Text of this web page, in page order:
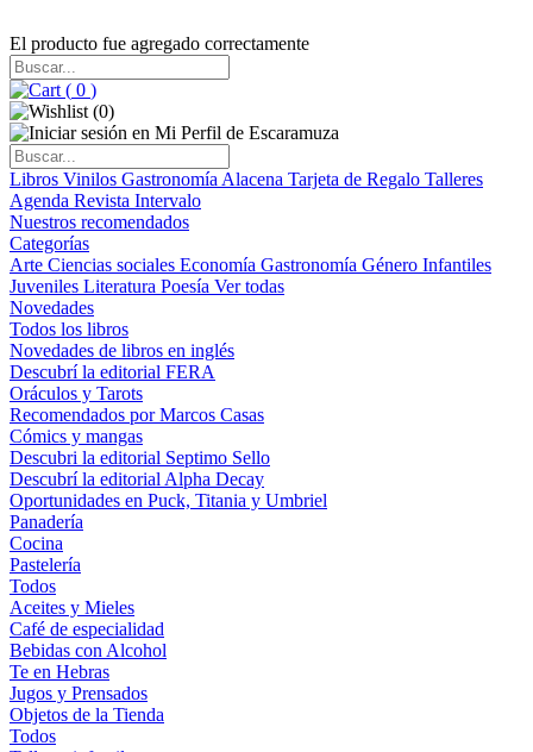
El producto fue agregado correctamente
( 0 )
(0)
Libros Vinilos Gastronomía Alacena Tarjeta de Regalo Talleres
Agenda Revista Intervalo
Nuestros recomendados
Categorías
Arte Ciencias sociales Economía Gastronomía Género Infantiles
Juveniles Literatura Poesía Ver todas
Novedades
Todos los libros
Novedades de libros en inglés
Descubrí la editorial FERA
Oráculos y Tarots
Recomendados por Marcos Casas
Cómics y mangas
Descubri la editorial Septimo Sello
Descubrí la editorial Alpha Decay
Oportunidades en Puck, Titania y Umbriel
Panadería
Cocina
Pastelería
Todos
Aceites y Mieles
Café de especialidad
Bebidas con Alcohol
Te en Hebras
Jugos y Prensados
Objetos de la Tienda
Todos